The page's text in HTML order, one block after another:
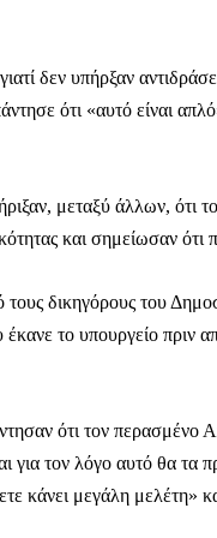
βλέπετε αυτά τα
κάποια
σας είναι
αποσιωπήσουμε.
- Κρατάμε τη
ικανότητα να
αλήθεια είναι ότι
είναι ζωτικής
δεν υπήρξαν
ότι «αυτό είναι
μεταξύ άλλων, ότι
και σημείωσαν ότι
τους δικηγόρους του
το υπουργείο πριν
ότι τον
για τον λόγο αυτό θα τα
κάνει μεγάλη μελέτη»